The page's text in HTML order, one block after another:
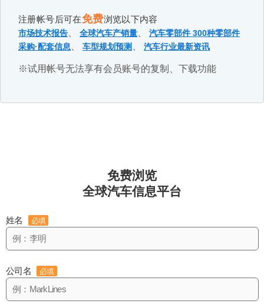
注册帐号后可在免费浏览以下内容
市场技术报告 全球汽车产销量
汽车零部件 300种零部件
采购·配套信息
车型规划预测 汽车行业最新资讯
※试用帐号无法享有会员账号的复制、下载功能
免费浏览
全球汽车信息平台
姓名 必填
公司名 必填